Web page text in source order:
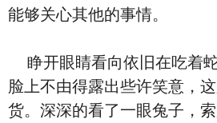
能够关心其他的事情。
睁开眼睛看向依旧在吃着
脸上不由得露出些许笑意，
货。深深的看了一眼兔子，